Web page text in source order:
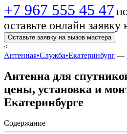
+7 967 555 45 47
оставьте онлайн заявку
Оставьте заявку на вызов мастера
<
Антенная•Служба•Екатеринбург —
Антенна для
цены, установка и
Екатеринбурге
Содержание